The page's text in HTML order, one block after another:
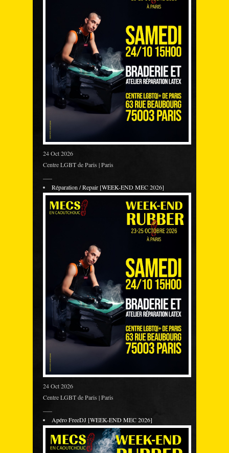
24 Oct 2026
Centre LGBT de Paris | Paris
Réparation / Repair [WEEK-END MEC 2026]
24 Oct 2026
Centre LGBT de Paris | Paris
Apéro FreeDJ [WEEK-END MEC 2026]